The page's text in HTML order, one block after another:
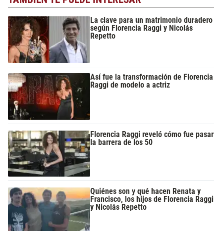
La clave para un matrimonio duradero
según Florencia Raggi y Nicolás
Repetto
Así fue la transformación de Florencia
Raggi de modelo a actriz
Florencia Raggi reveló cómo fue pasar
la barrera de los 50
Quiénes son y qué hacen Renata y
Francisco, los hijos de Florencia Raggi
y Nicolás Repetto